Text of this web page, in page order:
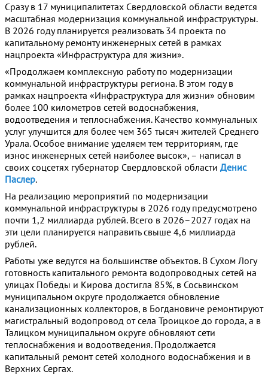
Сразу в 17 муниципалитетах Свердловской области ведется
масштабная модернизация коммунальной инфраструктуры.
В 2026 году планируется реализовать 34 проекта по
капитальному ремонту инженерных сетей в рамках
нацпроекта «Инфраструктура для жизни».
«Продолжаем комплексную работу по модернизации
коммунальной инфраструктуры региона. В этом году в
рамках нацпроекта «Инфраструктура для жизни» обновим
более 100 километров сетей водоснабжения,
водоотведения и теплоснабжения. Качество коммунальных
услуг улучшится для более чем 365 тысяч жителей Среднего
Урала. Особое внимание уделяем тем территориям, где
износ инженерных сетей наиболее высок», – написал в
своих соцсетях губернатор Свердловской области Денис
Паслер.
На реализацию мероприятий по модернизации
коммунальной инфраструктуры в 2026 году предусмотрено
почти 1,2 миллиарда рублей. Всего в 2026–2027 годах на
эти цели планируется направить свыше 4,6 миллиарда
рублей.
Работы уже ведутся на большинстве объектов. В Сухом Логу
готовность капитального ремонта водопроводных сетей на
улицах Победы и Кирова достигла 85%, в Сосьвинском
муниципальном округе продолжается обновление
канализационных коллекторов, в Богдановиче ремонтируют
магистральный водопровод от села Троицкое до города, а в
Талицком муниципальном округе обновляют сети
теплоснабжения и водоотведения. Продолжается
капитальный ремонт сетей холодного водоснабжения и в
Верхних Сергах.